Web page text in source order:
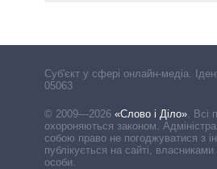
Cуб'єкт у сфері онлайн-медіа.
05063
© 2009—2026 «Слово і Діло» Всі
охороняються законом.
собою право не погоджуватися з
публікується на сайті, власниками
особи.